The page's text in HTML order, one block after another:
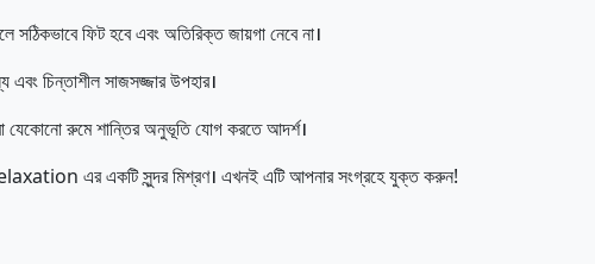
ফিট হবে এবং অতিরিক্ত জায়গা নেবে না।
চিন্তাশীল সাজসজ্জার উপহার।
বা যেকোনো রুমে শান্তির অনুভূতি যোগ করতে আদর্শ।
এর একটি সুন্দর মিশ্রণ। এখনই এটি আপনার সংগ্রহে যুক্ত করুন!